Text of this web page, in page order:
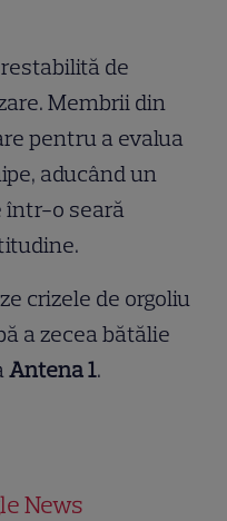
de
Membrii din
pentru a evalua
aducând un
într-o seară
crizele de orgoliu
a zecea bătălie
Antena 1.
News